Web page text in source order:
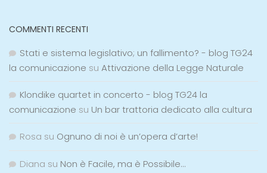
COMMENTI RECENTI
Stati e sistema legislativo; un fallimento? - blog TG24
la comunicazione su Attivazione della Legge Naturale
Klondike quartet in concerto - blog TG24 la
comunicazione su Un bar trattoria dedicato alla cultura
Rosa su Ognuno di noi è un’opera d’arte!
Diana su Non è Facile, ma è Possibile…